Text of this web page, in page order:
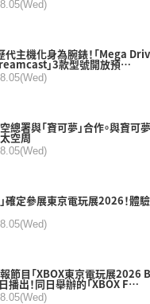
代主機化身為腕錶！「Mega
」3款型號開放預…
總署與「寶可夢」合作。與寶可
空周
確定參展東京電玩展2026！體
節目「XBOX東京電玩展2026
播出！同日舉辦的「XBOX F…